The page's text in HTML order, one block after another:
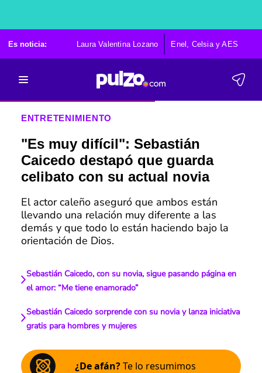
Es noticia: Laura Valentina Lozano Enel, Celsia y AES
ENTRETENIMIENTO
"Es muy difícil": Sebastián
Caicedo destapó que guarda
celibato con su actual novia
El actor caleño aseguró que ambos están
llevando una relación muy diferente a las
demás y que todo lo están haciendo bajo la
orientación de Dios.
Sebastián Caicedo, con su novia, sigue pasando página en
el amor: “Me tiene enamorado”
Sebastián Caicedo sorprende con su novia y lanza iniciativa
gratis para hombres y mujeres
¿De afán?Te lo resumimos